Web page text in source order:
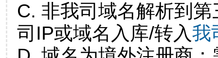
C. 非我司域名解析到
司IP或域名入库/转入我